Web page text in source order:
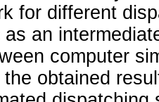
for different
an
computer
obtained